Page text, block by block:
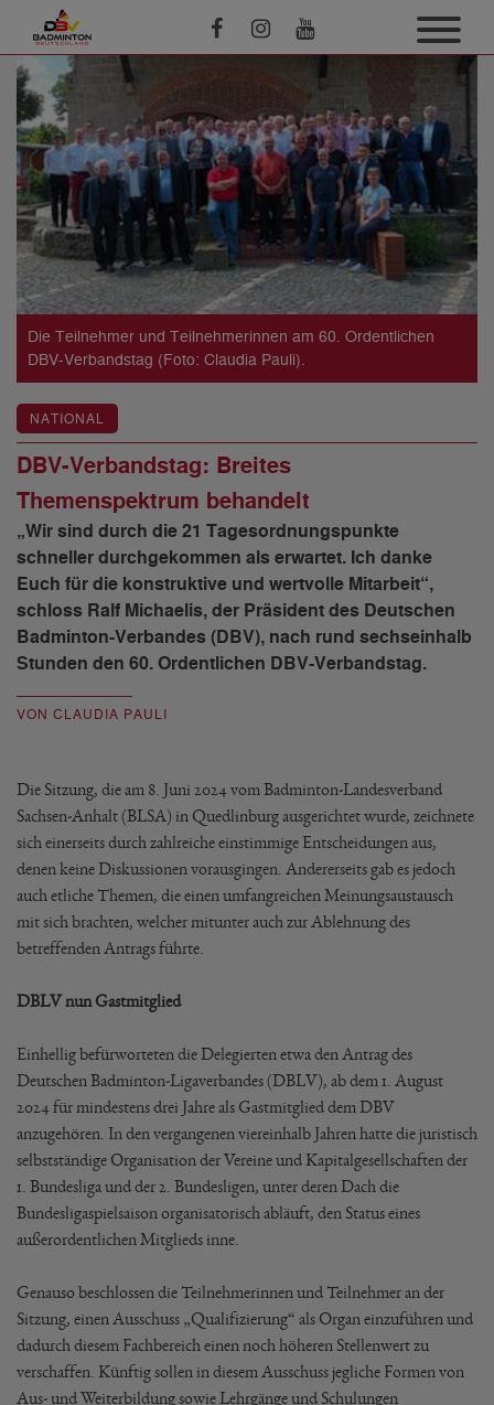
Die Teilnehmer und Teilnehmerinnen am 60. Ordentlichen
DBV-Verbandstag (Foto: Claudia Pauli).
NATIONAL
DBV-Verbandstag: Breites
Themenspektrum behandelt
„Wir sind durch die 21 Tagesordnungspunkte
schneller durchgekommen als erwartet. Ich danke
Euch für die konstruktive und wertvolle Mitarbeit“,
schloss Ralf Michaelis, der Präsident des Deutschen
Badminton-Verbandes (DBV), nach rund sechseinhalb
Stunden den 60. Ordentlichen DBV-Verbandstag.
VON CLAUDIA PAULI
Die Sitzung, die am 8. Juni 2024 vom Badminton-Landesverband
Sachsen-Anhalt (BLSA) in Quedlinburg ausgerichtet wurde, zeichnete
sich einerseits durch zahlreiche einstimmige Entscheidungen aus,
denen keine Diskussionen vorausgingen. Andererseits gab es jedoch
auch etliche Themen, die einen umfangreichen Meinungsaustausch
mit sich brachten, welcher mitunter auch zur Ablehnung des
betreffenden Antrags führte.
DBLV nun Gastmitglied
Einhellig befürworteten die Delegierten etwa den Antrag des
Deutschen Badminton-Ligaverbandes (DBLV), ab dem 1. August
2024 für mindestens drei Jahre als Gastmitglied dem DBV
anzugehören. In den vergangenen viereinhalb Jahren hatte die juristisch
selbstständige Organisation der Vereine und Kapitalgesellschaften der
1. Bundesliga und der 2. Bundesligen, unter deren Dach die
Bundesligaspielsaison organisatorisch abläuft, den Status eines
außerordentlichen Mitglieds inne.
Genauso beschlossen die Teilnehmerinnen und Teilnehmer an der
Sitzung, einen Ausschuss „Qualifizierung“ als Organ einzuführen und
dadurch diesem Fachbereich einen noch höheren Stellenwert zu
verschaffen. Künftig sollen in diesem Ausschuss jegliche Formen von
Aus- und Weiterbildung sowie Lehrgänge und Schulungen